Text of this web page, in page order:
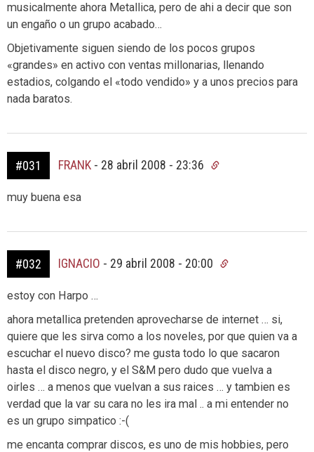
musicalmente ahora Metallica, pero de ahi a decir que son
un engaño o un grupo acabado…
Objetivamente siguen siendo de los pocos grupos
«grandes» en activo con ventas millonarias, llenando
estadios, colgando el «todo vendido» y a unos precios para
nada baratos.
#031 FRANK - 28 abril 2008 - 23:36
muy buena esa
#032 IGNACIO - 29 abril 2008 - 20:00
estoy con Harpo …
ahora metallica pretenden aprovecharse de internet … si,
quiere que les sirva como a los noveles, por que quien va a
escuchar el nuevo disco? me gusta todo lo que sacaron
hasta el disco negro, y el S&M pero dudo que vuelva a
oirles … a menos que vuelvan a sus raices … y tambien es
verdad que la var su cara no les ira mal .. a mi entender no
es un grupo simpatico :-(
me encanta comprar discos, es uno de mis hobbies, pero